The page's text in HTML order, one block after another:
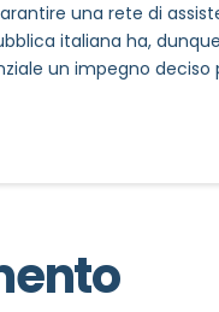
una rete di
italiana ha,
un impegno